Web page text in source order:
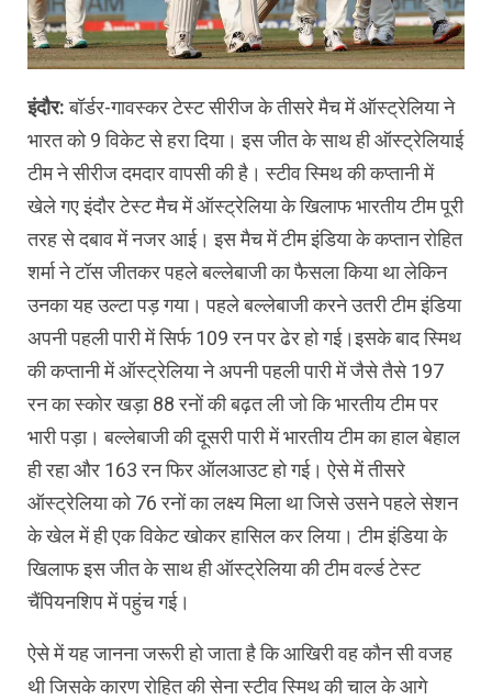
इंदौर:बॉर्डर-गावस्कर टेस्ट सीरीज के तीसरे मैच में ऑस्ट्रेलिया ने
भारत को 9 विकेट से हरा दिया। इस जीत के साथ ही ऑस्ट्रेलियाई
टीम ने सीरीज दमदार वापसी की है। स्टीव स्मिथ की कप्तानी में
खेले गए इंदौर टेस्ट मैच में ऑस्ट्रेलिया के खिलाफ भारतीय टीम पूरी
तरह से दबाव में नजर आई। इस मैच में टीम इंडिया के कप्तान रोहित
शर्मा ने टॉस जीतकर पहले बल्लेबाजी का फैसला किया था लेकिन
उनका यह उल्टा पड़ गया। पहले बल्लेबाजी करने उतरी टीम इंडिया
अपनी पहली पारी में सिर्फ 109 रन पर ढेर हो गई।इसके बाद स्मिथ
की कप्तानी में ऑस्ट्रेलिया ने अपनी पहली पारी में जैसे तैसे 197
रन का स्कोर खड़ा 88 रनों की बढ़त ली जो कि भारतीय टीम पर
भारी पड़ा। बल्लेबाजी की दूसरी पारी में भारतीय टीम का हाल बेहाल
ही रहा और 163 रन फिर ऑलआउट हो गई। ऐसे में तीसरे
ऑस्ट्रेलिया को 76 रनों का लक्ष्य मिला था जिसे उसने पहले सेशन
के खेल में ही एक विकेट खोकर हासिल कर लिया। टीम इंडिया के
खिलाफ इस जीत के साथ ही ऑस्ट्रेलिया की टीम वर्ल्ड टेस्ट
चैंपियनशिप में पहुंच गई।
ऐसे में यह जानना जरूरी हो जाता है कि आखिरी वह कौन सी वजह
थी जिसके कारण रोहित की सेना स्टीव स्मिथ की चाल के आगे